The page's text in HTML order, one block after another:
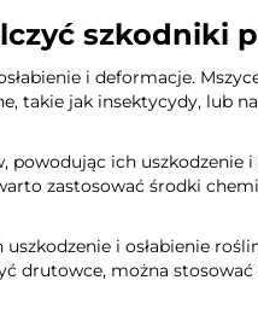
szkodniki
i deformacje.
takie jak insektycydy, lub
ich uszkodzenie i
zastosować środki
i osłabienie
drutowce, można